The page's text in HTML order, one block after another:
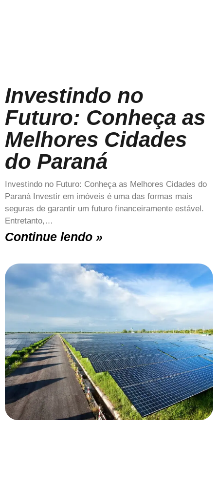
Investindo no
Futuro: Conheça as
Melhores Cidades
do Paraná
Investindo no Futuro: Conheça as Melhores Cidades do
Paraná Investir em imóveis é uma das formas mais
seguras de garantir um futuro financeiramente estável.
Entretanto,…
Continue lendo »